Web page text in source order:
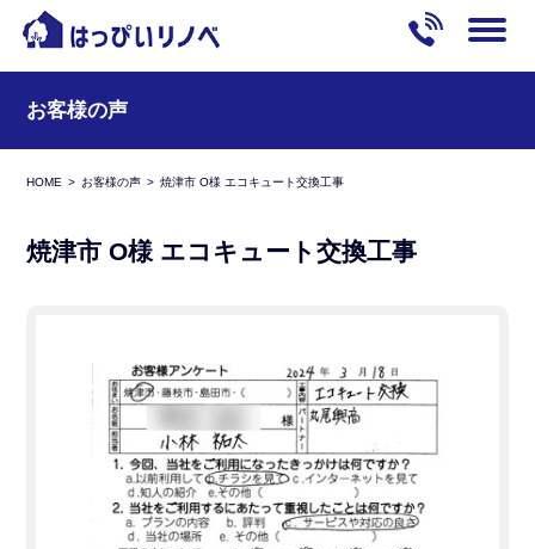
お客様の声
HOME お客様の声 焼津市 O様 エコキュート交換工事
焼津市 O様 エコキュート交換工事